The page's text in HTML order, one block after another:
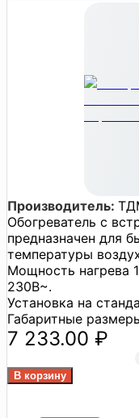
Производитель:
Обогреватель с
предназначен для
температуры
Мощность нагрева
230В~.
Установка на
Габаритные
7 233.00 ₽